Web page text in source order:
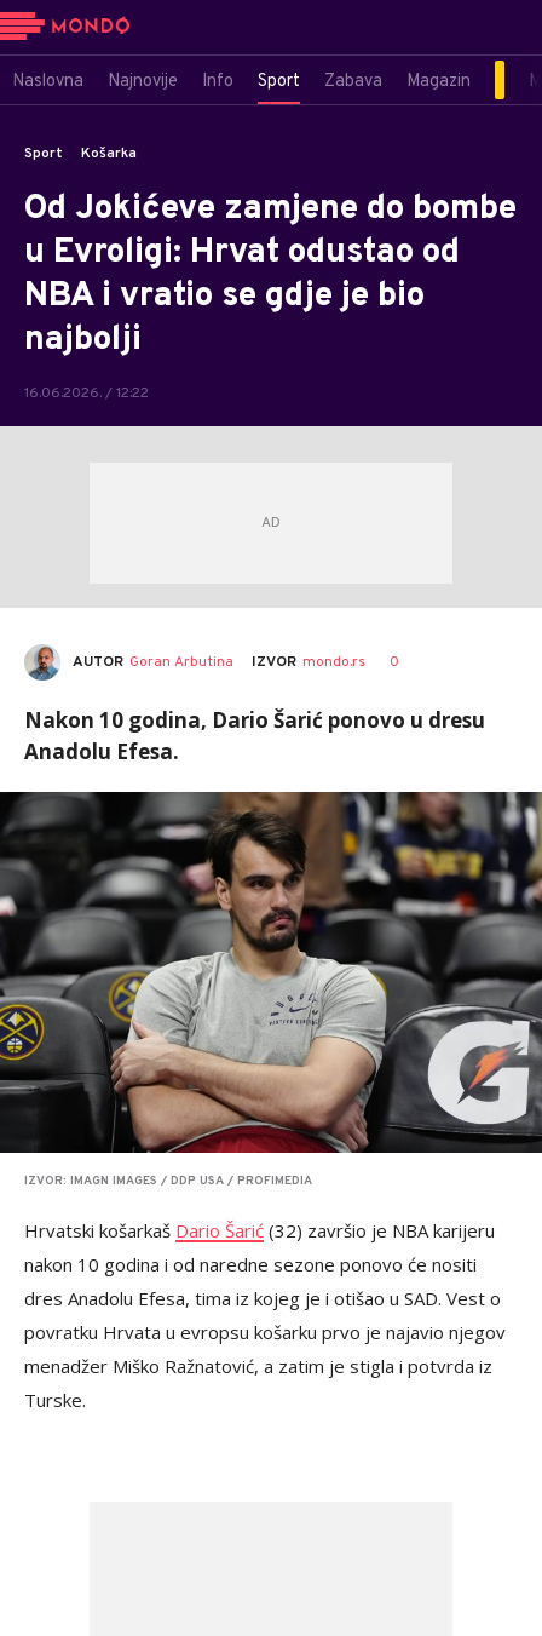
Naslovna Najnovije Info Sport Zabava Magazin
Sport Košarka
Od Jokićeve zamjene do bombe
u Evroligi: Hrvat odustao od
NBA i vratio se gdje je bio
najbolji
16.06.2026. / 12:22
AUTOR Goran Arbutina IZVOR mondo.rs 0
Nakon 10 godina, Dario Šarić ponovo u dresu
Anadolu Efesa.
IZVOR: IMAGN IMAGES / DDP USA / PROFIMEDIA
Hrvatski košarkaš Dario Šarić (32) završio je NBA karijeru
nakon 10 godina i od naredne sezone ponovo će nositi
dres Anadolu Efesa, tima iz kojeg je i otišao u SAD. Vest o
povratku Hrvata u evropsu košarku prvo je najavio njegov
menadžer Miško Ražnatović, a zatim je stigla i potvrda iz
Turske.